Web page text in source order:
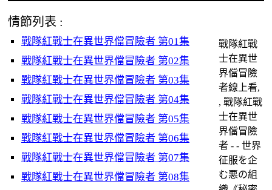
情節列表 :
戰隊紅戰士在異世界儅冒險者 第01集
戰隊紅戰士在異世界儅冒險者 第02集
戰隊紅戰士在異世界儅冒險者 第03集
戰隊紅戰士在異世界儅冒險者 第04集
戰隊紅戰士在異世界儅冒險者 第05集
戰隊紅戰士在異世界儅冒險者 第06集
戰隊紅戰士在異世界儅冒險者 第07集
戰隊紅戰士在異世界儅冒險者 第08集
戰隊紅戰
士在異世
界儅冒險
者線上看,
, 戰隊紅戰
士在異世
界儅冒險
者 - - 世界
征服を企
む悪の組